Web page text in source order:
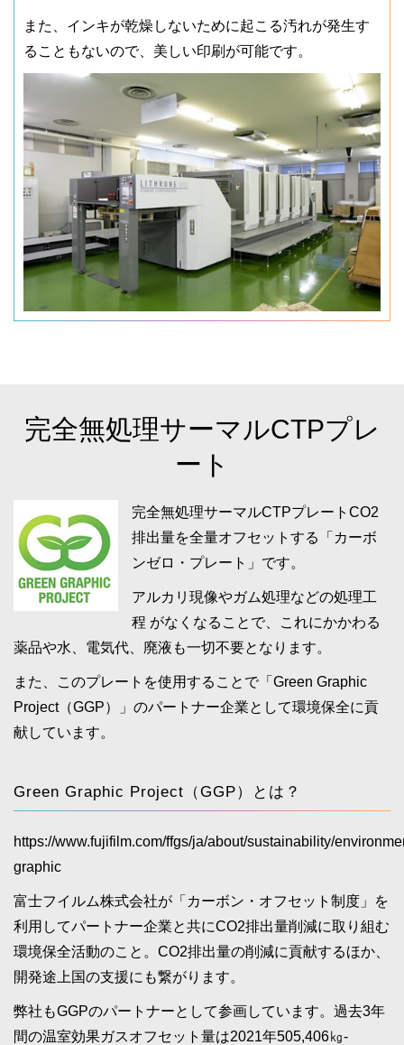
また、インキが乾燥しないために起こる汚れが発生す
ることもないので、美しい印刷が可能です。
完全無処理サーマルCTPプレ
ート
完全無処理サーマルCTPプレートCO2
排出量を全量オフセットする「カーボ
ンゼロ・プレート」です。
アルカリ現像やガム処理などの処理工
程 がなくなることで、これにかかわる
薬品や水、電気代、廃液も一切不要となります。
また、このプレートを使用することで「Green Graphic
Project（GGP）」のパートナー企業として環境保全に貢
献しています。
Green Graphic Project（GGP）とは？
https://www.fujifilm.com/ffgs/ja/about/sustainability/
graphic
富士フイルム株式会社が「カーボン・オフセット制度」を
利用してパートナー企業と共にCO2排出量削減に取り組む
環境保全活動のこと。CO2排出量の削減に貢献するほか、
開発途上国の支援にも繋がります。
弊社もGGPのパートナーとして参画しています。過去3年
間の温室効果ガスオフセット量は2021年505,406㎏-